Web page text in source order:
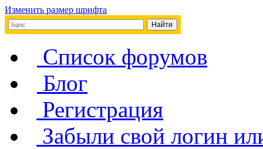
Изменить размер шрифта
Список форумов
Блог
Регистрация
Забыли свой логин